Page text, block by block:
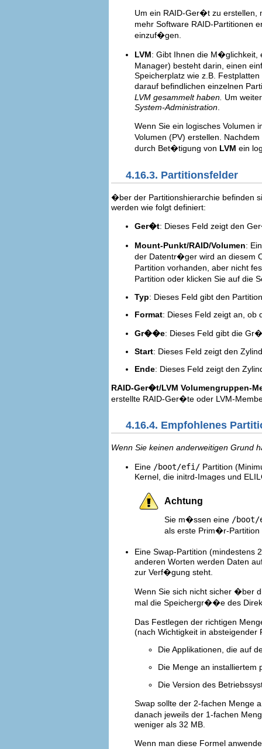
Um ein RAID-Ger�t zu erstellen,
mehr Software RAID-Partitionen
einzuf�gen.
LVM: Gibt Ihnen die M�glichkeit,
Manager) besteht darin, einen
Speicherplatz wie z.B.
darauf befindlichen einzelnen
LVM gesammelt haben. Um
System-Administration
Wenn Sie ein logisches
Volumen (PV) erstellen.
durch Bet�tigung von LVM ein
4.16.3. Partitionsfelder
�ber der Partitionshierarchie befinden
werden wie folgt definiert:
Ger�t: Dieses Feld zeigt den
Mount-Punkt/RAID/Volumen:
der Datentr�ger wird an diesem
Partition vorhanden, aber nicht
Partition oder klicken Sie auf die
Typ: Dieses Feld gibt den
Format: Dieses Feld zeigt an, ob
Gr��e: Dieses Feld gibt die
Start: Dieses Feld zeigt den
Ende: Dieses Feld zeigt den
RAID-Ger�t/LVM Volumengruppen-
erstellte RAID-Ger�te oder LVM-
4.16.4. Empfohlenes
Wenn Sie keinen anderweitigen Grund
Eine /boot/efi/ Partition
Kernel, die initrd-Images und
Achtung
Sie m�ssen eine /
als erste Prim�r-Partition
Eine Swap-Partition
anderen Worten werden Daten
zur Verf�gung steht.
Wenn Sie sich nicht sicher �ber
mal die Speichergr��e des
Das Festlegen der richtigen
(nach Wichtigkeit in absteigender
Die Applikationen, die auf
Die Menge an installiertem
Die Version des
Swap sollte der 2-fachen Menge
danach jeweils der 1-fachen
weniger als 32 MB.
Wenn man diese Formel